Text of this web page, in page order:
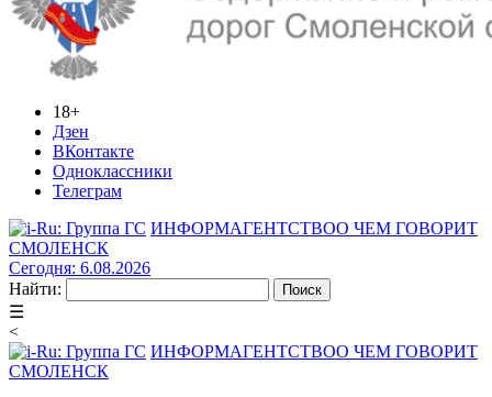
18+
Дзен
ВКонтакте
Одноклассники
Телеграм
ИНФОРМАГЕНТСТВОО ЧЕМ ГОВОРИТ
СМОЛЕНСК
Сегодня: 6.08.2026
Найти:
☰
<
ИНФОРМАГЕНТСТВОО ЧЕМ ГОВОРИТ
СМОЛЕНСК